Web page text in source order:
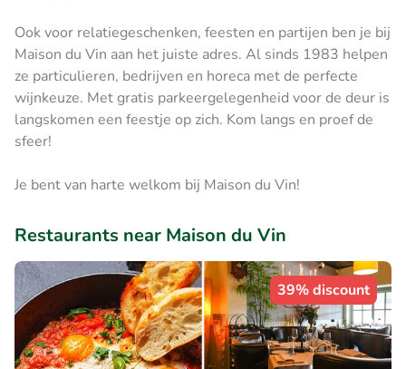
Ook voor relatiegeschenken, feesten en partijen ben je bij
Maison du Vin aan het juiste adres. Al sinds 1983 helpen
ze particulieren, bedrijven en horeca met de perfecte
wijnkeuze. Met gratis parkeergelegenheid voor de deur is
langskomen een feestje op zich. Kom langs en proef de
sfeer!
Je bent van harte welkom bij Maison du Vin!
Restaurants near Maison du Vin
39% discount